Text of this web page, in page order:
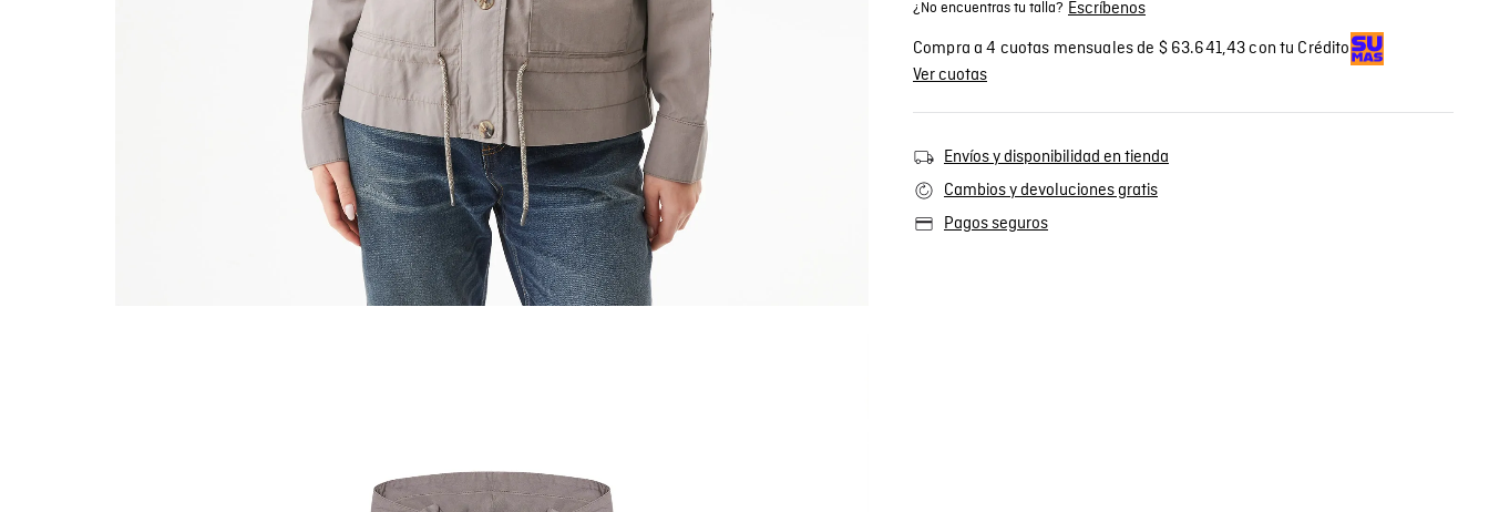
¿No encuentras tu talla? Escríbenos
Compra a 4 cuotas mensuales de $ 63.641,43 con tu Crédito
Ver cuotas
Envíos y disponibilidad en tienda
Cambios y devoluciones gratis
Pagos seguros